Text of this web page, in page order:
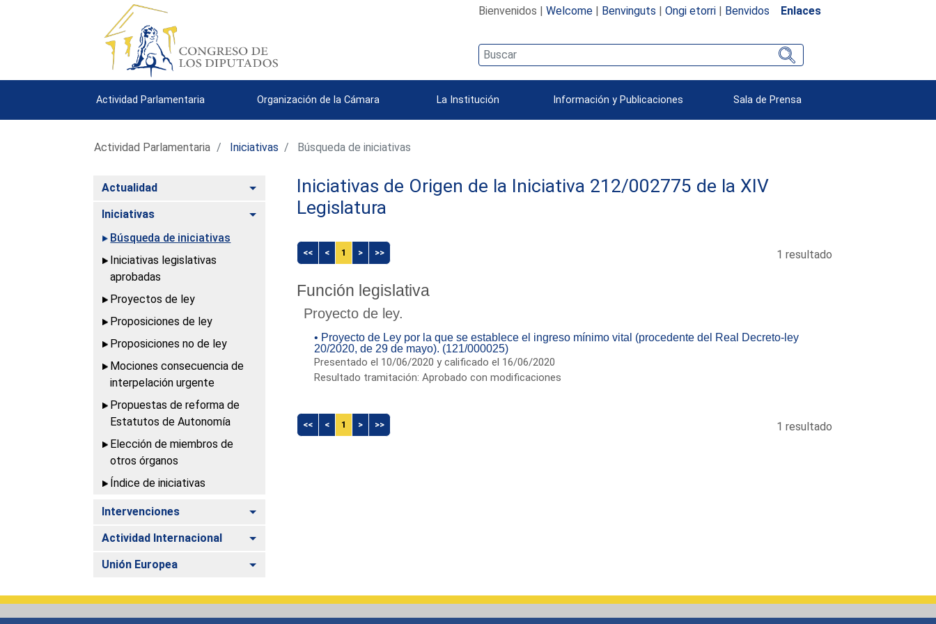
Bienvenidos | Welcome| Benvinguts | Ongi etorri| Benvidos Enlaces
Actividad Parlamentaria Organización de la Cámara La Institución Información y Publicaciones Sala de Prensa
Actividad Parlamentaria Iniciativas Búsqueda de iniciativas
Actualidad Alternar
Iniciativas
Alternar
Búsqueda de iniciativas
Iniciativas legislativas
aprobadas
Proyectos de ley
Proposiciones de ley
Proposiciones no de ley
Mociones consecuencia de
interpelación urgente
Propuestas de reforma de
Estatutos de Autonomía
Elección de miembros de
otros órganos
Índice de iniciativas
Intervenciones Alternar
Actividad Internacional Alternar
Unión Europea Alternar
Iniciativas de Origen de la Iniciativa 212/002775 de la XIV
Legislatura
<< < 1 > >> 1 resultado
Función legislativa
Proyecto de ley.
• Proyecto de Ley por la que se establece el ingreso mínimo vital (procedente del Real Decreto-ley
20/2020, de 29 de mayo). (121/000025)
Presentado el 10/06/2020 y calificado el 16/06/2020
Resultado tramitación: Aprobado con modificaciones
<< < 1 > >> 1 resultado